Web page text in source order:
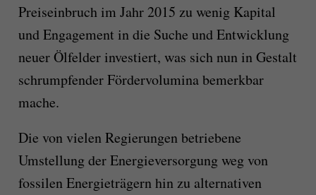
Preiseinbruch im Jahr 2015 zu wenig Kapital
und Engagement in die Suche und Entwicklung
neuer Ölfelder investiert, was sich nun in Gestalt
schrumpfender Fördervolumina bemerkbar
mache.
Die von vielen Regierungen betriebene
Umstellung der Energieversorgung weg von
fossilen Energieträgern hin zu alternativen